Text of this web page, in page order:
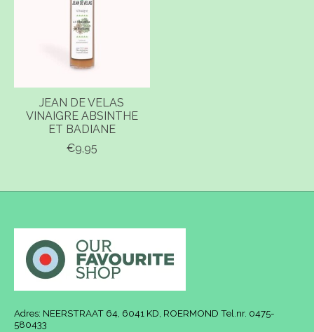
JEAN DE VELAS
VINAIGRE ABSINTHE
ET BADIANE
€9,95
Adres: NEERSTRAAT 64, 6041 KD, ROERMOND Tel.nr. 0475-
580433